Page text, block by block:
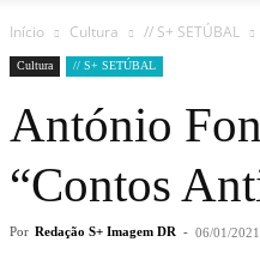
Início Cultura // S+ SETÚBAL
Cultura // S+ SETÚBAL
António
“Contos
Por Redação S+ Imagem DR - 06/01/2021